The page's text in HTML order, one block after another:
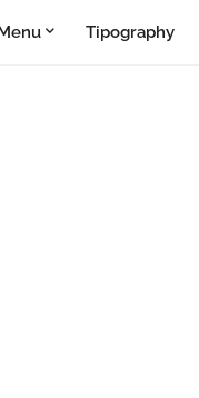
Tipography